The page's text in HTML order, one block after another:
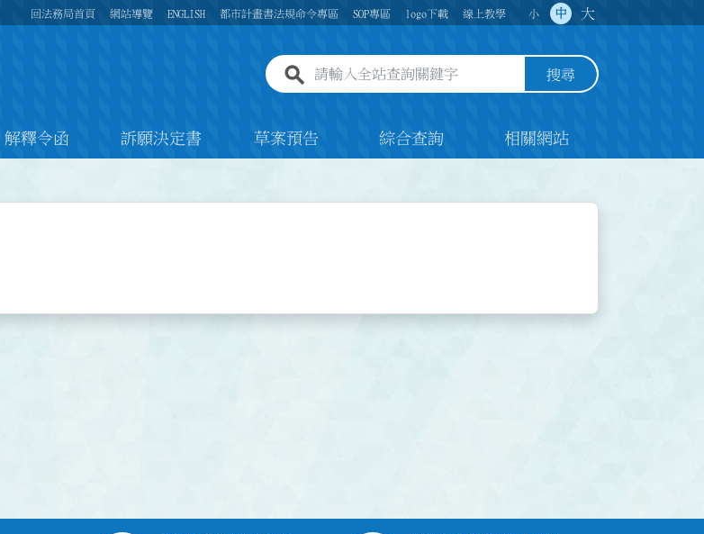
回法務局首頁 網站導覽 ENGLISH 都市計畫書法規命令專區 SOP專區 logo下載 線上教學 小 中 大
全站查詢關鍵字欄位 搜尋
解釋令函 訴願決定書 草案預告 綜合查詢 相關網站